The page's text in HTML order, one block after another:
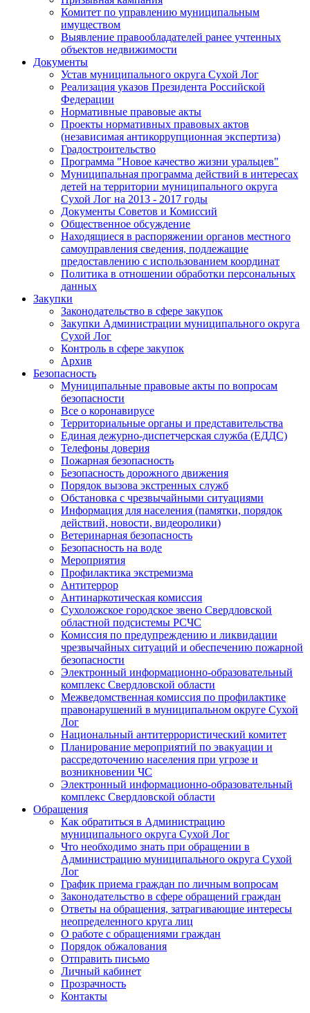
Комитет по управлению муниципальным
имуществом
Выявление правообладателей ранее учтенных
объектов недвижимости
Документы
Устав муниципального округа Сухой Лог
Реализация указов Президента Российской
Федерации
Нормативные правовые акты
Проекты нормативных правовых актов
(независимая антикоррупционная экспертиза)
Градостроительство
Программа "Новое качество жизни уральцев"
Муниципальная программа действий в интересах
детей на территории муниципального округа
Сухой Лог на 2013 - 2017 годы
Документы Советов и Комиссий
Общественное обсуждение
Находящиеся в распоряжении органов местного
самоуправления сведения, подлежащие
предоставлению с использованием координат
Политика в отношении обработки персональных
данных
Закупки
Законодательство в сфере закупок
Закупки Администрации муниципального округа
Сухой Лог
Контроль в сфере закупок
Архив
Безопасность
Муниципальные правовые акты по вопросам
безопасности
Все о коронавирусе
Территориальные органы и представительства
Единая дежурно-диспетчерская служба (ЕДДС)
Телефоны доверия
Пожарная безопасность
Безопасность дорожного движения
Порядок вызова экстренных служб
Обстановка с чрезвычайными ситуациями
Информация для населения (памятки, порядок
действий, новости, видеоролики)
Ветеринарная безопасность
Безопасность на воде
Мероприятия
Профилактика экстремизма
Антитеррор
Антинаркотическая комиссия
Сухоложское городское звено Свердловской
областной подсистемы РСЧС
Комиссия по предупреждению и ликвидации
чрезвычайных ситуаций и обеспечению пожарной
безопасности
Электронный информационно-образовательный
комплекс Cвердловской области
Межведомственная комиссия по профилактике
правонарушений в муниципальном округе Сухой
Лог
Национальный антитеррористический комитет
Планирование мероприятий по эвакуации и
рассредоточению населения при угрозе и
возникновении ЧС
Электронный информационно-образовательный
комплекс Свердловской области
Обращения
Как обратиться в Администрацию
муниципального округа Сухой Лог
Что необходимо знать при обращении в
Администрацию муниципального округа Сухой
Лог
График приема граждан по личным вопросам
Законодательство в сфере обращений граждан
Ответы на обращения, затрагивающие интересы
неопределенного круга лиц
О работе с обращениями граждан
Порядок обжалования
Отправить письмо
Личный кабинет
Прозрачность
Контакты